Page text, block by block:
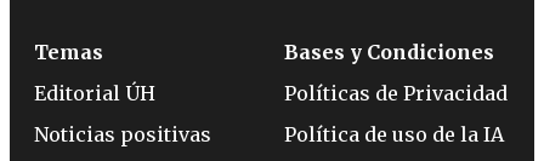
Temas
Editorial ÚH
Noticias positivas
Bases y Condiciones
Políticas de Privacidad
Política de uso de la IA